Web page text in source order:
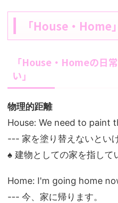
「House・Home
「House・Homeの日
い」
物理的距離
House: We need to paint
--- 家を塗り替えないとい
♠ 建物としての家を指して
Home: I'm going home
--- 今、家に帰ります。